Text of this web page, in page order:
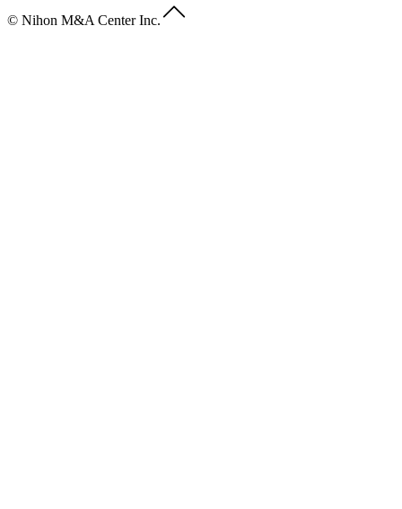
© Nihon M&A Center Inc.